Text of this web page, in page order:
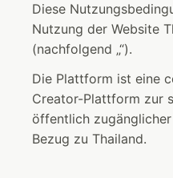
Diese
Nutzung der Website
(nachfolgend „“).
Die Plattform ist eine
Creator-Plattform zur
öffentlich
Bezug zu Thailand.